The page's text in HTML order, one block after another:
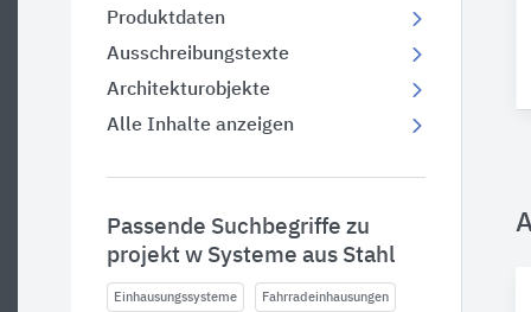
Produktdaten
Ausschreibungstexte
Architekturobjekte
Alle Inhalte anzeigen
Passende Suchbegriffe zu
projekt w Systeme aus Stahl
Einhausungssysteme Fahrradeinhausungen